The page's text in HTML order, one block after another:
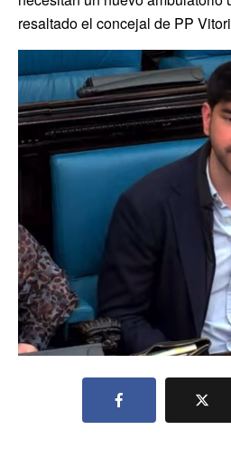
resaltado el concejal de PP